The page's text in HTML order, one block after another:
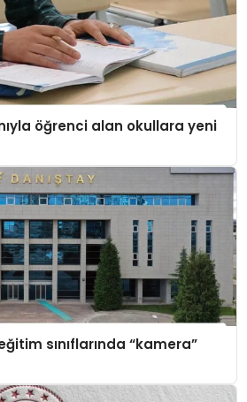
öğrenci alan okullara yeni
sınıflarında “kamera”